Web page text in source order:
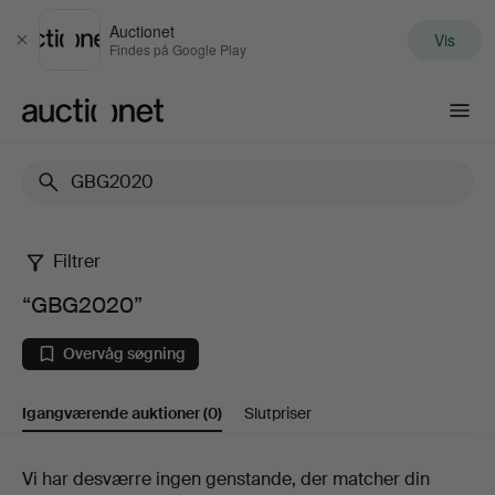
Luk
Auctionet
Findes på Google Play Vis
“GBG2020”
Filtrer
“GBG2020”
Overvåg søgning
Igangværende auktioner(0) Slutpriser
Igangværende
Vi har desværre ingen genstande, der matcher din